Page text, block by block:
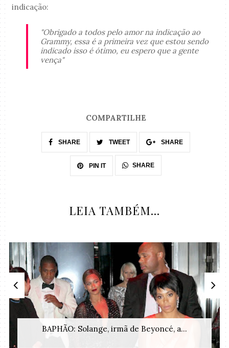
indicação:
"Obrigado a todos pelo amor na indicação ao
Grammy, essa é a primeira vez que estou sendo
indicado isso é ótimo, eu espero que a gente
vença"
COMPARTILHE
SHARE TWEET SHARE
PIN IT SHARE
LEIA TAMBÉM...
BAPHÃO: Solange, irmã de Beyoncé, a...